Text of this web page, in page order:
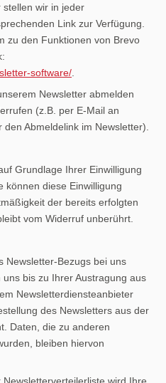
stellen wir in jeder
Link zur Verfügung.
zu den Funktionen von Brevo
software/
Newsletter abmelden
(z.B. per E-Mail an
den Abmeldelink im Newsletter).
Grundlage Ihrer Einwilligung
können diese Einwilligung
der bereits erfolgten
vom Widerruf unberührt.
Newsletter-Bezugs bei uns
bis zu Ihrer Austragung aus
Newsletterdiensteanbieter
des Newsletters aus der
Daten, die zu anderen
bleiben hiervon